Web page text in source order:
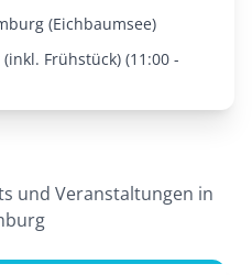
(Eichbaumsee)
Frühstück) (11:00 -
und Veranstaltungen in